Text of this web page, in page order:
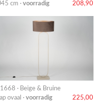
cm · voorradig 208,90
· Beige & Bruine
ovaal · voorradig 225,00